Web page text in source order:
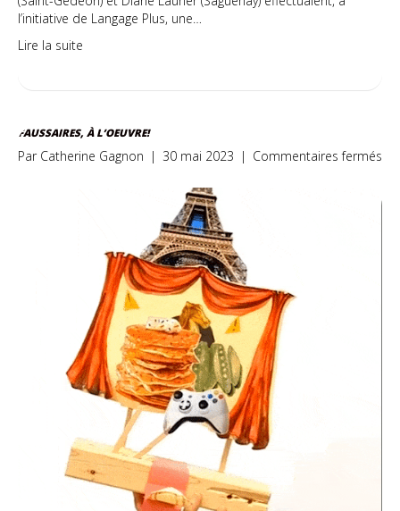
l’initiative de Langage Plus, une…
Lire la suite
FAUSSAIRES, À L’OEUVRE!
Par Catherine Gagnon | 30 mai 2023 | Commentaires fermés